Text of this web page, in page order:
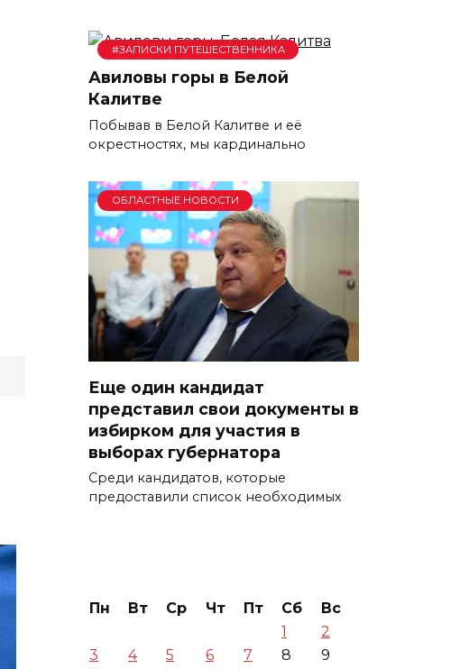
#ЗАПИСКИ ПУТЕШЕСТВЕННИКА
Авиловы горы в Белой
Калитве
Побывав в Белой Калитве и её
окрестностях, мы кардинально
ОБЛАСТНЫЕ НОВОСТИ
Еще один кандидат
представил свои документы в
избирком для участия в
выборах губернатора
Среди кандидатов, которые
предоставили список необходимых
Пн Вт Ср Чт Пт Сб
Вс
1
2
3
4 5 6 7 8
9